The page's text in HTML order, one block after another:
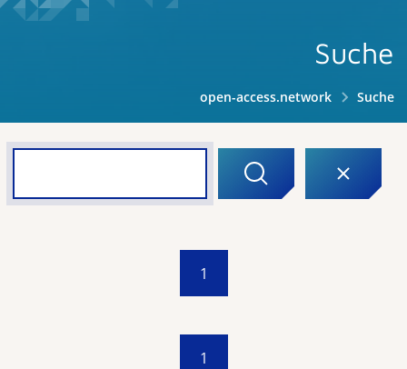
Suche
open-access.network Suche
1
1